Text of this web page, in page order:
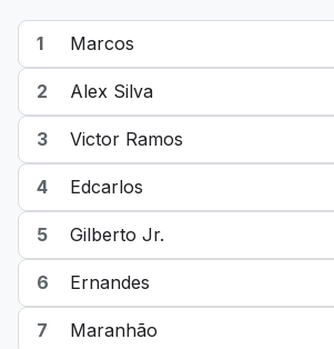
1 Marcos
2 Alex Silva
3 Victor Ramos
4 Edcarlos
5 Gilberto Jr.
6 Ernandes
7 Maranhão